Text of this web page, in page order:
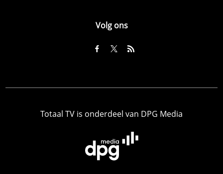
Volg ons
Totaal TV is onderdeel van DPG Media